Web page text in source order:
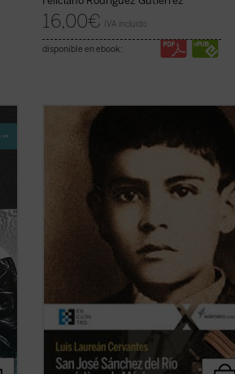
16,00€ IVA incluido
disponible en ebook:
¿Qué pasó para que muchos católicos se
alzaran contra el gobierno? ¿Fue
legítima la guerra de los cristeros? El
joven mártir, no sólo responde a estas
preguntas con documentos, sino que